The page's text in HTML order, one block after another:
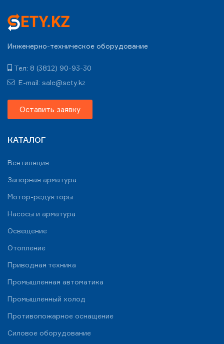
Инженерно-техническое оборудование
Тел: 8 (3812) 90-93-30
E-mail: sale@sety.kz
Оставить заявку
КАТАЛОГ
Вентиляция
Запорная арматура
Мотор-редукторы
Насосы и арматура
Освещение
Отопление
Приводная техника
Промышленная автоматика
Промышленный холод
Противопожарное оснащение
Силовое оборудование